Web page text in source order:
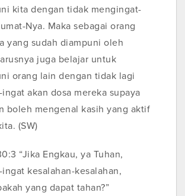
kita dengan tidak mengingat-
Nya. Maka sebagai orang
yang sudah diampuni oleh
juga belajar untuk
orang lain dengan tidak lagi
akan dosa mereka supaya
boleh mengenal kasih yang aktif
(SW)
‭“Jika Engkau, ya Tuhan,
kesalahan-kesalahan,
yang dapat tahan?”